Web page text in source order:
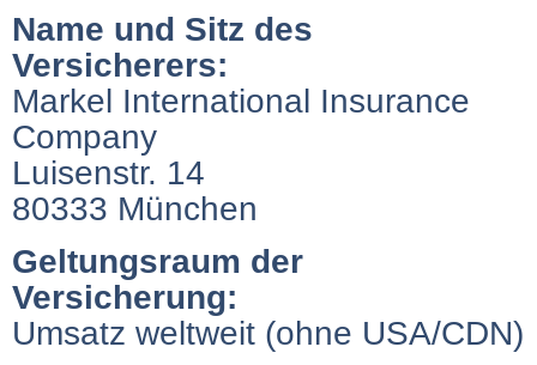
Name und Sitz des
Versicherers:
Markel International Insurance
Company
Luisenstr. 14
80333 München
Geltungsraum der
Versicherung:
Umsatz weltweit (ohne USA/CDN)